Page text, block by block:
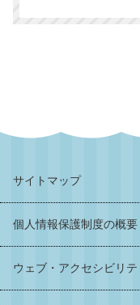
サイトマップ
個人情報保護制度の概要
ウェブ・アクセシビリテ